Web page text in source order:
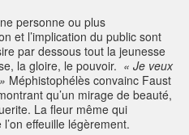
et l’implication du public sont
par dessous tout la jeunesse
la gloire, le pouvoir. « Je veux
Méphistophélès convainc Faust
qu’un mirage de beauté,
La fleur même qui
effeuille légèrement.